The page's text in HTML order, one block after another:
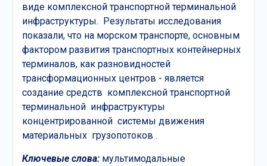
виде комплексной транспортной терминальной
инфраструктуры. Результаты исследования
показали, что на морском транспорте, основным
фактором развития транспортных контейнерных
терминалов, как разновидностей
трансформационных центров - является
создание средств комплексной транспортной
терминальной инфраструктуры
концентрированной системы движения
материальных грузопотоков .
Ключевые слова:мультимодальные